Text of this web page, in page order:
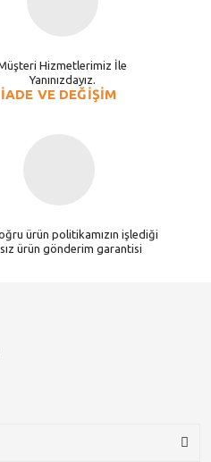
Hizmetlerimiz İle
Yanınızdayız.
İADE VE DEĞİŞİM
ürün politikamızın işlediği
ürün gönderim garantisi